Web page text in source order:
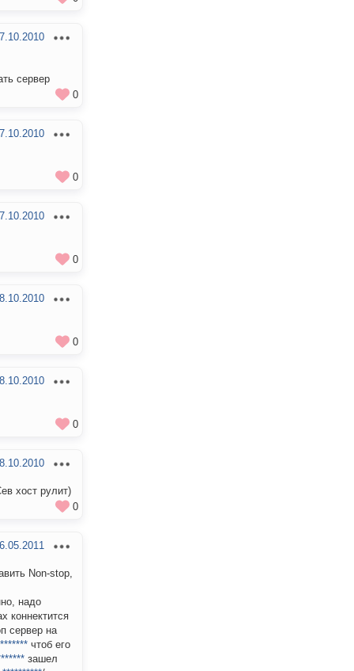
сервер
0
0
0
0
0
хост рулит)
0
Non-stop,
надо
коннектится
сервер на
чтоб его
зашел